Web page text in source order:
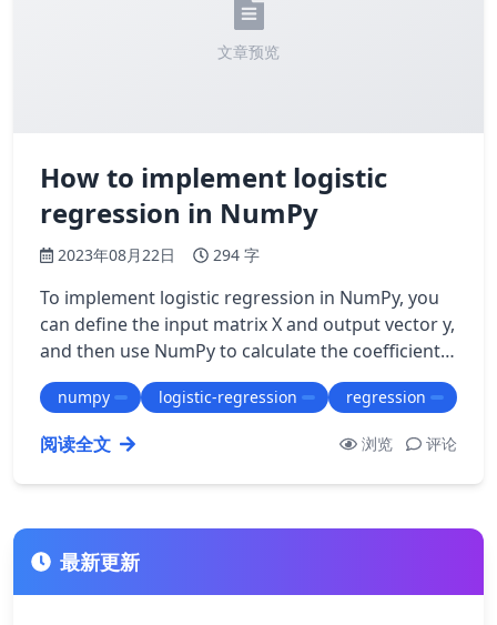
文章预览
How to implement logistic
regression in NumPy
2023年08月22日 294 字
To implement logistic regression in NumPy, you
can define the input matrix X and output vector y,
and then use NumPy to calculate the coefficients
of the logistic regression model…
numpy logistic-regression regression
阅读全文 浏览 评论
最新更新